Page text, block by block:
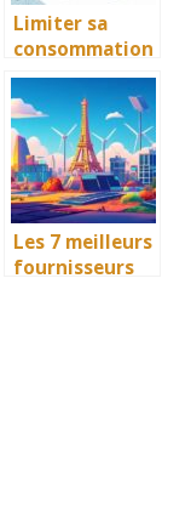
Limiter sa
consommation
énergétique en
hiver
Les 7 meilleurs
fournisseurs